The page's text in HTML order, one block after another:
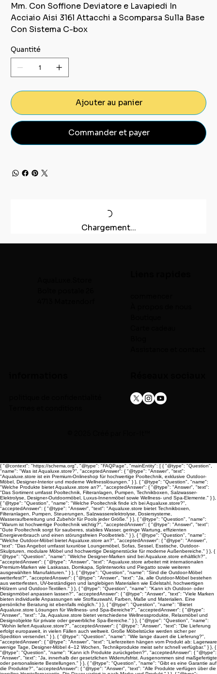
Mm. Con Soffione Deviatore e Lavapiedi In
Acciaio Aisi 316l Attacchi a Scomparsa Sulla Base
Con Sistema C-box
Quantité
Ajouter au panier
Commander et payer
Chargement...
{ "@context": "https://schema.org", "@type": "FAQPage", "mainEntity": [ { "@type": "Question",
"name": "Was ist Aqualuxe.store?", "acceptedAnswer": { "@type": "Answer", "text":
"Aqualuxe.store ist ein Premium-Onlineshop für hochwertige Pooltechnik, exklusive Outdoor-
Möbel, Designer-Interior und moderne Wellnesslösungen." } }, { "@type": "Question", "name":
"Welche Produkte bietet Aqualuxe.store an?", "acceptedAnswer": { "@type": "Answer", "text":
"Das Sortiment umfasst Pooltechnik, Filteranlagen, Pumpen, Technikboxen, Salzwasser-
Elektrolyse, Designer-Outdoormöbel, Luxus-Innenmöbel sowie Wellness- und Spa-Elemente." } },
{ "@type": "Question", "name": "Welche Pooltechnik finde ich bei Aqualuxe.store?",
"acceptedAnswer": { "@type": "Answer", "text": "Aqualuxe.store bietet Technikboxen,
Filteranlagen, Pumpen, Steuerungen, Salzwasserelektrolyse, Dosiersysteme,
Wasseraufbereitung und Zubehör für Pools jeder Größe." } }, { "@type": "Question", "name":
"Warum ist hochwertige Pooltechnik wichtig?", "acceptedAnswer": { "@type": "Answer", "text":
"Gute Pooltechnik sorgt für sauberes, stabiles Wasser, geringe Wartung, effizienten
Energieverbrauch und einen störungsfreien Poolbetrieb." } }, { "@type": "Question", "name":
"Welche Outdoor-Möbel bietet Aqualuxe.store an?", "acceptedAnswer": { "@type": "Answer",
"text": "Das Angebot umfasst luxuriöse Loungemöbel, Sofas, Sessel, Esstische, Outdoor-
Skulpturen, modulare Möbel und hochwertige Designerstücke für moderne Außenbereiche." } }, {
"@type": "Question", "name": "Welche Designer-Marken sind bei Aqualuxe.store erhältlich?",
"acceptedAnswer": { "@type": "Answer", "text": "Aqualuxe.store arbeitet mit internationalen
Premium-Marken wie Laskasas, Domkapa, Splinterworks und Piegatto sowie weiteren
ausgewählten Manufakturen." } }, { "@type": "Question", "name": "Sind die Outdoor-Möbel
wetterfest?", "acceptedAnswer": { "@type": "Answer", "text": "Ja, alle Outdoor-Möbel bestehen
aus wetterfesten, UV-beständigen und langlebigen Materialien wie Edelstahl, hochwertigen
Hölzern und Outdoor-Textilien." } }, { "@type": "Question", "name": "Kann ich Outdoor- oder
Designmöbel anpassen lassen?", "acceptedAnswer": { "@type": "Answer", "text": "Viele Marken
bieten individuelle Anpassungen wie Stoffauswahl, Farben, Maße und Materialien. Eine
persönliche Beratung ist ebenfalls möglich." } }, { "@type": "Question", "name": "Bietet
Aqualuxe.store Lösungen für Wellness- und Spa-Bereiche?", "acceptedAnswer": { "@type":
"Answer", "text": "Ja, Aqualuxe.store bietet verschiedene Wellnessprodukte, Relaxmöbel und
Designobjekte für private oder gewerbliche Spa-Bereiche." } }, { "@type": "Question", "name":
"Wohin liefert Aqualuxe.store?", "acceptedAnswer": { "@type": "Answer", "text": "Die Lieferung
erfolgt europaweit, in vielen Fällen auch weltweit. Große Möbelstücke werden sicher per
Spedition versendet." } }, { "@type": "Question", "name": "Wie lange dauert die Lieferung?",
"acceptedAnswer": { "@type": "Answer", "text": "Lieferzeiten hängen vom Produkt ab: Lagerware
wenige Tage, Designer-Möbel 4–12 Wochen, Technikprodukte meist sehr schnell verfügbar." } }, {
"@type": "Question", "name": "Kann ich Produkte zurückgeben?", "acceptedAnswer": { "@type":
"Answer", "text": "Ja, innerhalb der gesetzlichen Widerrufsfrist. Ausgenommen sind maßgefertigte
oder personalisierte Bestellungen." } }, { "@type": "Question", "name": "Gibt es eine Garantie auf
die Produkte?", "acceptedAnswer": { "@type": "Answer", "text": "Alle Produkte verfügen über die